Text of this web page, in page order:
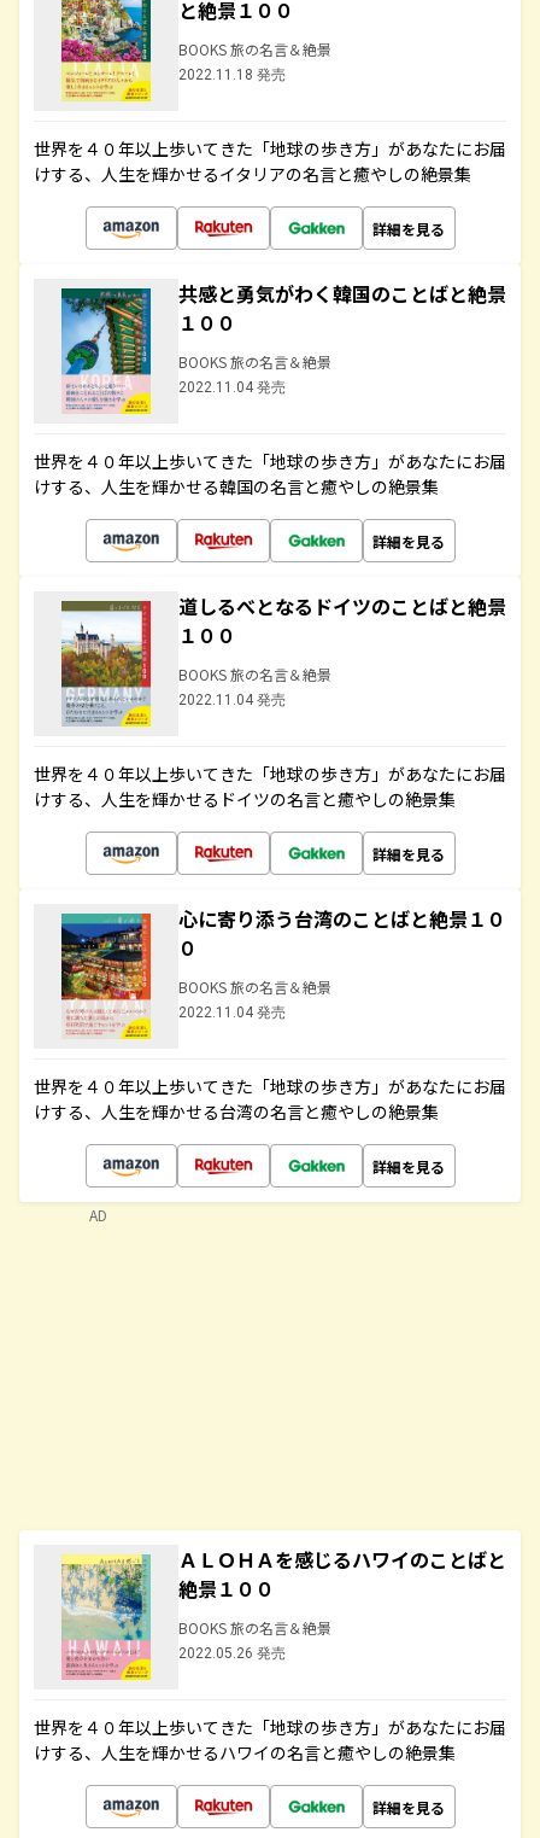
と絶景１００
BOOKS 旅の名言＆絶景
2022.11.18 発売
世界を４０年以上歩いてきた「地球の歩き方」があなたにお届
けする、人生を輝かせるイタリアの名言と癒やしの絶景集
詳細を見る
共感と勇気がわく韓国のことばと絶景
１００
BOOKS 旅の名言＆絶景
2022.11.04 発売
世界を４０年以上歩いてきた「地球の歩き方」があなたにお届
けする、人生を輝かせる韓国の名言と癒やしの絶景集
詳細を見る
道しるべとなるドイツのことばと絶景
１００
BOOKS 旅の名言＆絶景
2022.11.04 発売
世界を４０年以上歩いてきた「地球の歩き方」があなたにお届
けする、人生を輝かせるドイツの名言と癒やしの絶景集
詳細を見る
心に寄り添う台湾のことばと絶景１０
０
BOOKS 旅の名言＆絶景
2022.11.04 発売
世界を４０年以上歩いてきた「地球の歩き方」があなたにお届
けする、人生を輝かせる台湾の名言と癒やしの絶景集
詳細を見る
ＡＬＯＨＡを感じるハワイのことばと
絶景１００
BOOKS 旅の名言＆絶景
2022.05.26 発売
世界を４０年以上歩いてきた「地球の歩き方」があなたにお届
けする、人生を輝かせるハワイの名言と癒やしの絶景集
詳細を見る
AD